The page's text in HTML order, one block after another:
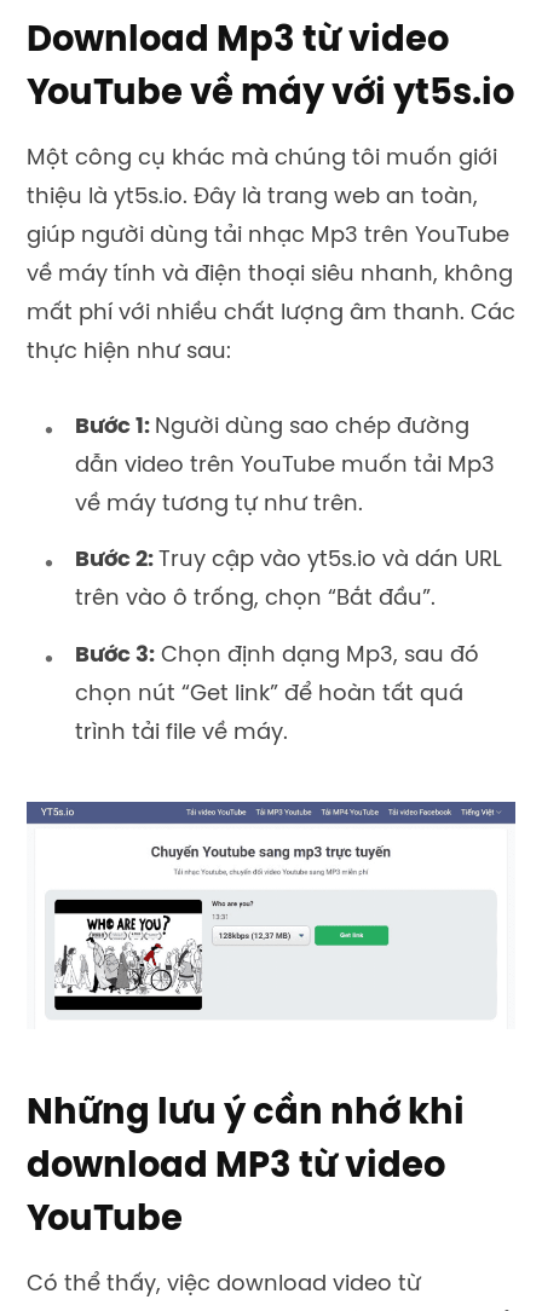
Download Mp3 từ video
YouTube về máy với yt5s.io
Một công cụ khác mà chúng tôi muốn giới
thiệu là yt5s.io. Đây là trang web an toàn,
giúp người dùng tải nhạc Mp3 trên YouTube
về máy tính và điện thoại siêu nhanh, không
mất phí với nhiều chất lượng âm thanh. Các
thực hiện như sau:
Bước 1: Người dùng sao chép đường
dẫn video trên YouTube muốn tải Mp3
về máy tương tự như trên.
Bước 2: Truy cập vào yt5s.io và dán URL
trên vào ô trống, chọn “Bắt đầu”.
Bước 3: Chọn định dạng Mp3, sau đó
chọn nút “Get link” để hoàn tất quá
trình tải file về máy.
Những lưu ý cần nhớ khi
download MP3 từ video
YouTube
Có thể thấy, việc download video từ